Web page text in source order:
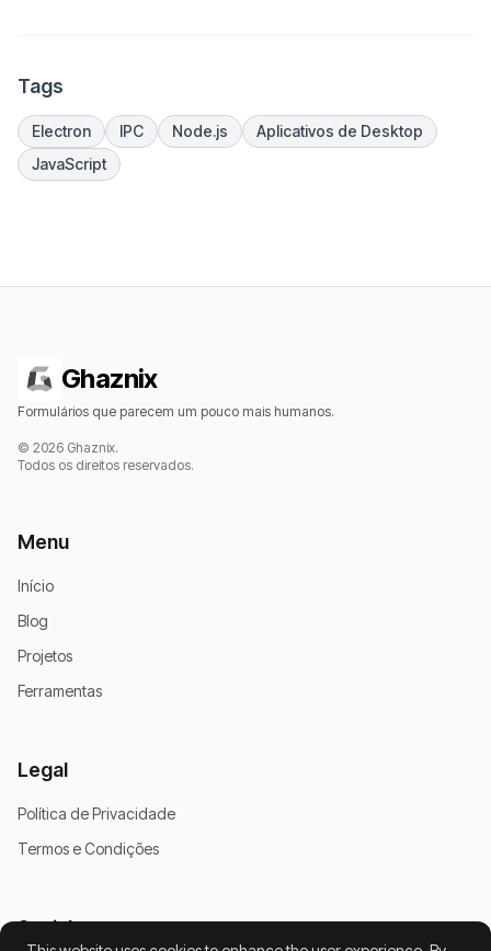
Tags
Electron IPC Node.js
Aplicativos de Desktop
JavaScript
Ghaznix
Formulários que parecem um pouco mais humanos.
© 2026 Ghaznix.
Todos os direitos reservados.
Menu
Início
Blog
Projetos
Ferramentas
Legal
Política de Privacidade
Termos e Condições
Social